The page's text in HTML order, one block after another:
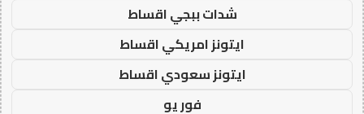
شدات ببجي اقساط
ايتونز امريكي اقساط
ايتونز سعودي اقساط
فور يو